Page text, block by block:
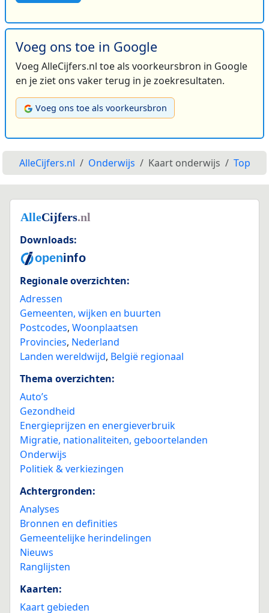
Voeg ons toe in Google
Voeg AlleCijfers.nl toe als voorkeursbron in Google
en je ziet ons vaker terug in je zoekresultaten.
Voeg ons toe als voorkeursbron
AlleCijfers.nl Onderwijs Kaart onderwijs Top
Downloads:
Regionale overzichten:
Adressen
Gemeenten, wijken en buurten
Postcodes, Woonplaatsen
Provincies, Nederland
Landen wereldwijd, België regionaal
Thema overzichten:
Auto’s
Gezondheid
Energieprijzen en energieverbruik
Migratie, nationaliteiten, geboortelanden
Onderwijs
Politiek & verkiezingen
Achtergronden:
Analyses
Bronnen en definities
Gemeentelijke herindelingen
Nieuws
Ranglijsten
Kaarten:
Kaart gebieden